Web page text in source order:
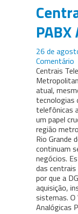
26 de
Comentário
Centrais
atual,
tecnologias
telefônicas
um papel
região
Rio Grande
continuam
negócios.
das
por que a
aquisição,
sistemas. O
Analógicas